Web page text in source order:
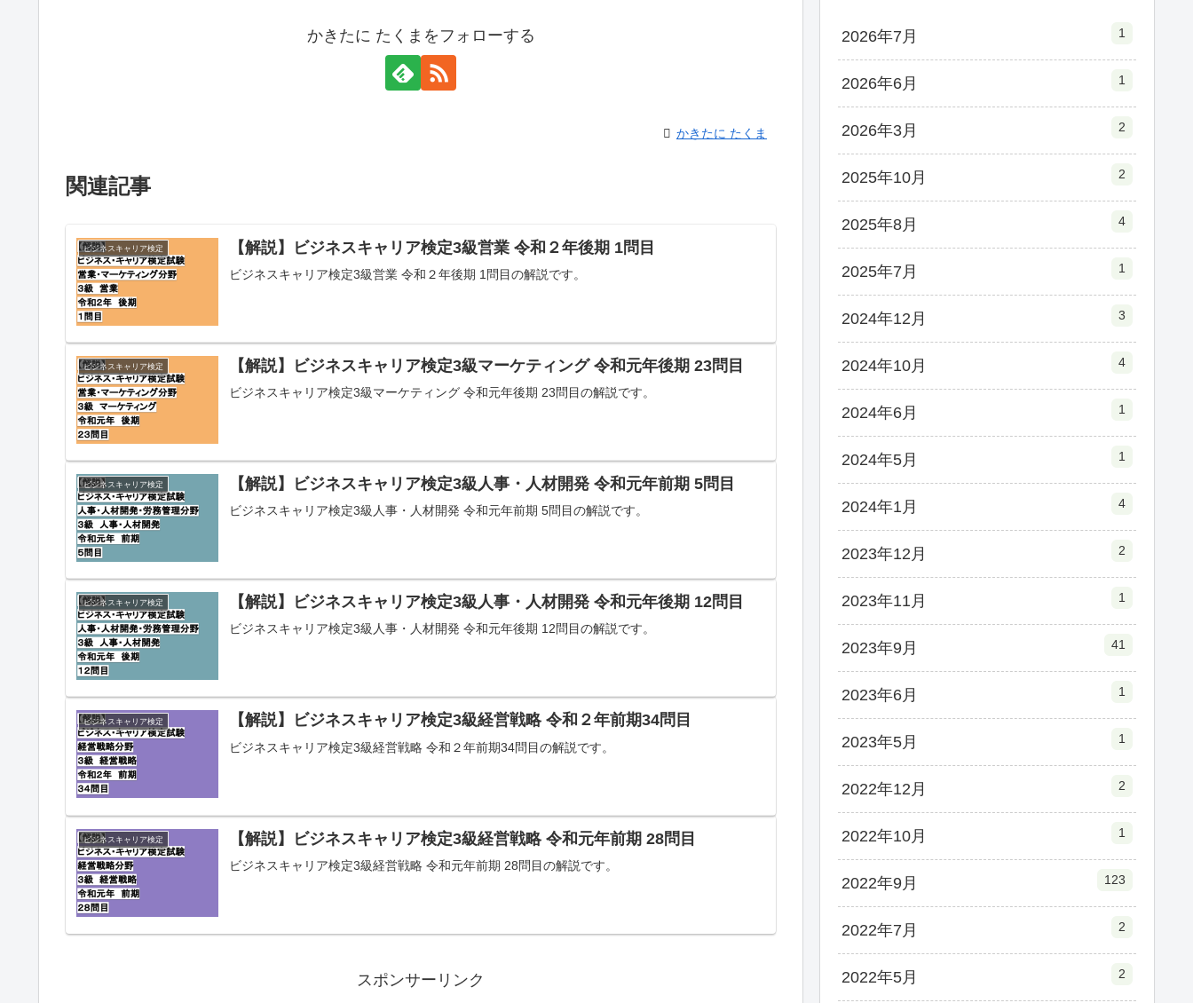
かきたに たくまをフォローする
かきたに たくま
関連記事
ビジネスキャリア検定 【解説】ビジネスキャリア検定3級営業 令和２年後期 1問目
ビジネスキャリア検定3級営業 令和２年後期 1問目の解説です。
ビジネスキャリア検定 【解説】ビジネスキャリア検定3級マーケティング 令和元年後期 23問目
ビジネスキャリア検定3級マーケティング 令和元年後期 23問目の解説です。
ビジネスキャリア検定 【解説】ビジネスキャリア検定3級人事・人材開発 令和元年前期 5問目
ビジネスキャリア検定3級人事・人材開発 令和元年前期 5問目の解説です。
ビジネスキャリア検定 【解説】ビジネスキャリア検定3級人事・人材開発 令和元年後期 12問目
ビジネスキャリア検定3級人事・人材開発 令和元年後期 12問目の解説です。
ビジネスキャリア検定 【解説】ビジネスキャリア検定3級経営戦略 令和２年前期34問目
ビジネスキャリア検定3級経営戦略 令和２年前期34問目の解説です。
ビジネスキャリア検定 【解説】ビジネスキャリア検定3級経営戦略 令和元年前期 28問目
ビジネスキャリア検定3級経営戦略 令和元年前期 28問目の解説です。
スポンサーリンク
2026年7月 1
2026年6月 1
2026年3月 2
2025年10月 2
2025年8月 4
2025年7月 1
2024年12月 3
2024年10月 4
2024年6月 1
2024年5月 1
2024年1月 4
2023年12月 2
2023年11月 1
2023年9月 41
2023年6月 1
2023年5月 1
2022年12月 2
2022年10月 1
2022年9月 123
2022年7月 2
2022年5月 2